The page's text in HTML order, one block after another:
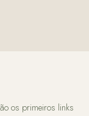
os primeiros links